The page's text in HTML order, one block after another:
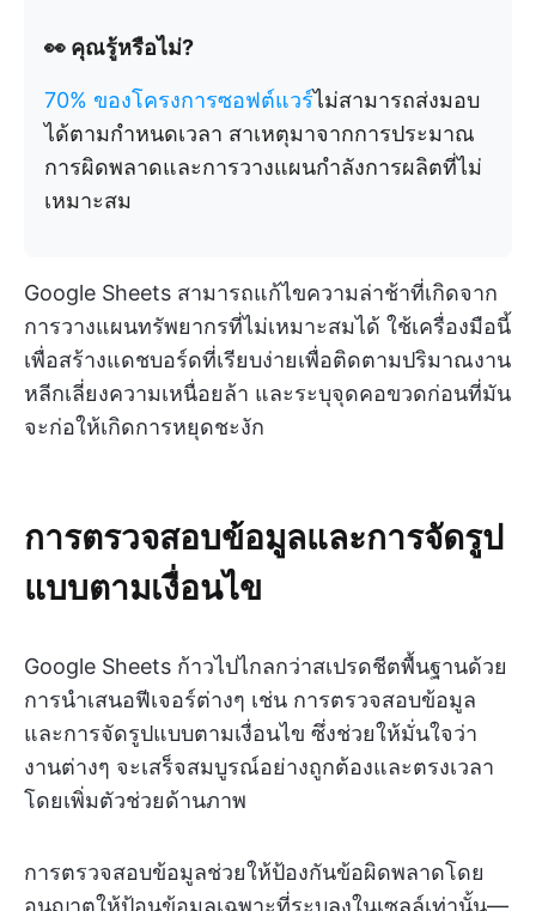
👀 คุณรู้หรือไม่?
70% ของโครงการซอฟต์แวร์ไม่สามารถส่งมอบ
ได้ตามกำหนดเวลา สาเหตุมาจากการประมาณ
การผิดพลาดและการวางแผนกำลังการผลิตที่ไม่
เหมาะสม
Google Sheets สามารถแก้ไขความล่าช้าที่เกิดจาก
การวางแผนทรัพยากรที่ไม่เหมาะสมได้ ใช้เครื่องมือนี้
เพื่อสร้างแดชบอร์ดที่เรียบง่ายเพื่อติดตามปริมาณงาน
หลีกเลี่ยงความเหนื่อยล้า และระบุจุดคอขวดก่อนที่มัน
จะก่อให้เกิดการหยุดชะงัก
การตรวจสอบข้อมูลและการจัดรูป
แบบตามเงื่อนไข
Google Sheets ก้าวไปไกลกว่าสเปรดชีตพื้นฐานด้วย
การนำเสนอฟีเจอร์ต่างๆ เช่น การตรวจสอบข้อมูล
และการจัดรูปแบบตามเงื่อนไข ซึ่งช่วยให้มั่นใจว่า
งานต่างๆ จะเสร็จสมบูรณ์อย่างถูกต้องและตรงเวลา
โดยเพิ่มตัวช่วยด้านภาพ
การตรวจสอบข้อมูลช่วยให้ป้องกันข้อผิดพลาดโดย
อนุญาตให้ป้อนข้อมูลเฉพาะที่ระบุลงในเซลล์เท่านั้น—